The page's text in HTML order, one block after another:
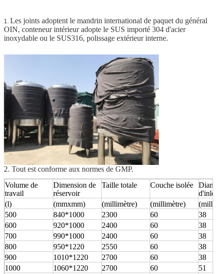
1. Les joints adoptent le mandrin international de paquet du général
OIN, conteneur intérieur adopte le SUS importé 304 d'acier
inoxydable ou le SUS316, polissage extérieur interne.
2. Tout est conforme aux normes de GMP.
Volume de
travail
Dimension de
réservoir
Taille totale Couche isolée
(l)
(mmxmm) (millimètre) (millimètre)
500
840*1000 2300 60
38
600
920*1000 2400 60
38
700
990*1000 2400 60
38
800
950*1220 2550 60
38
900
1010*1220 2700 60
38
1000
1060*1220 2700 60
51